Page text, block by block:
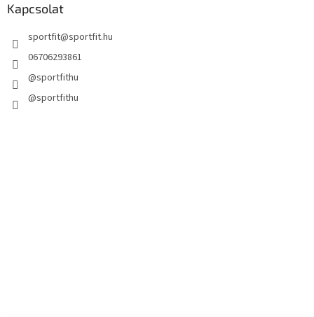
Kapcsolat
sportfit@sportfit.hu
06706293861
@sportfithu
@sportfithu